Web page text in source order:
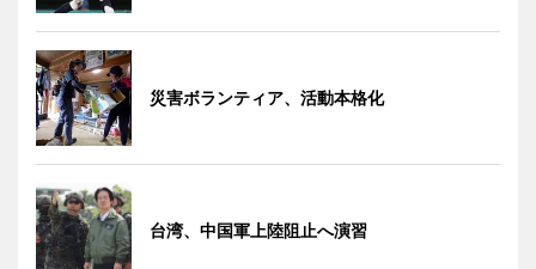
災害ボランティア、活動本格化
台湾、中国軍上陸阻止へ演習